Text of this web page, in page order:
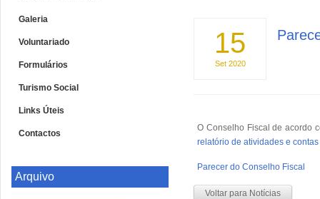
Galeria
Voluntariado
Formulários
Turismo Social
Links Úteis
Contactos
Arquivo
15
Set 2020
O Conselho Fiscal de acordo
relatório de atividades e contas
Parecer do Conselho Fiscal
Voltar para Notícias